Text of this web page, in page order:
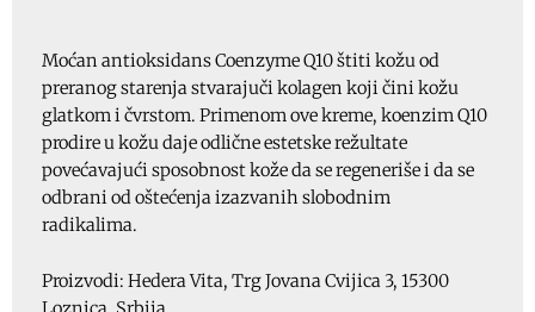
Moćan antioksidans Coenzyme Q10 štiti kožu od
preranog starenja stvarajuči kolagen koji čini kožu
glatkom i čvrstom. Primenom ove kreme, koenzim Q10
prodire u kožu daje odlične estetske režultate
povećavajući sposobnost kože da se regeneriše i da se
odbrani od oštećenja izazvanih slobodnim
radikalima.
Proizvodi: Hedera Vita, Trg Jovana Cvijica 3, 15300